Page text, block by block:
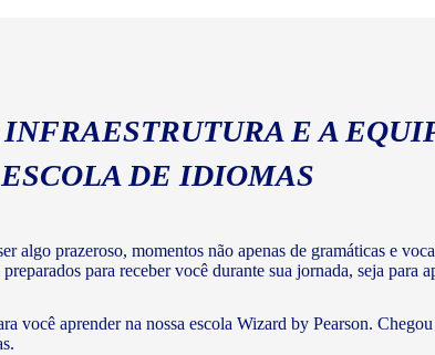
E A
DE IDIOMAS
algo prazeroso, momentos não apenas de gramáticas e
para receber você durante sua jornada, seja para
você aprender na nossa escola Wizard by Pearson.